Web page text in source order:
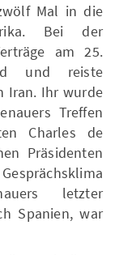
Mal in die
Bei der
am 25.
und reiste
Iran. Ihr wurde
Treffen
Charles de
Präsidenten
letzter
Spanien, war